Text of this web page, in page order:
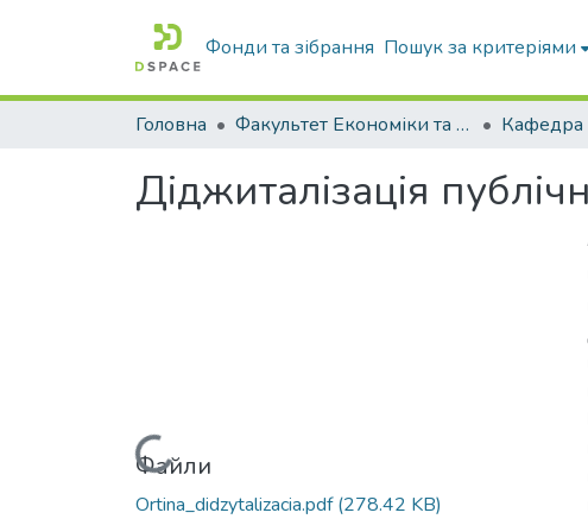
Фонди та зібрання Пошук за критеріями
Головна Факультет Економіки та бізнесу
Діджиталізація
Вантажиться...Файли
Ortina_didzytalizacia.pdf(278.42 KB)